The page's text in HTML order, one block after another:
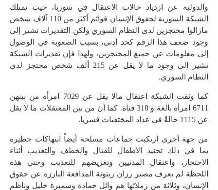
والدولية عن ازدياد حالات الاعتقال في سوريا، حيث تمتلك
الشبكة السورية لحقوق الإنسان قوائم أكثر من 110 آلاف شخص
مازالوا محتجزين لدى النظام السوري ولكن التقديرات تشير إلى
وجود ضعف هذا الرقم كحد أدنى، بسبب الصعوبة في الوصول
إلى معلومات عن جميع المحتجزين، ولهذا فإن تقديرات الشبكة
تشير إلى وجود ما لا يقل عن 215 ألف شخص محتجز لدى
النظام السوري.
كما وثقت الشبكة اعتقال مالا يقل عن 7029 امرأة من بينهن
6711 امرأة بالغة و 318 فتاة. كما أن من بين المعتقلات ما لا يقل
عن 1115 حالةً في عداد المختفيات قسريا.
من جهة أخرى ارتكبت جماعات مسلحة أيضاً انتهاكات خطيرة
بما في ذلك تجنيد الأطفال للقتال والخطف والتعذيب أثناء
الاحتجاز، واعتقال المدنيين وتعريضهم للتعذيب وحتى هذه
اللحظة لم يعرف مصير رزان زيتونة المدافعة البارزة عن حقوق
الإنسان، وثلاثة من زملائها هم وائل حمادة وسميرة خليل وناظم